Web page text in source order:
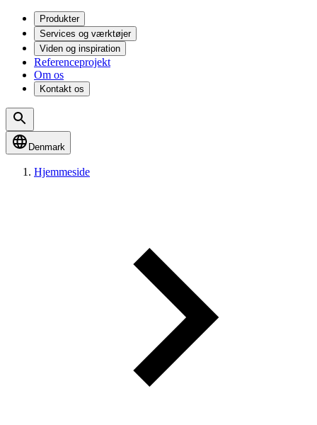
Produkter
Services og værktøjer
Viden og inspiration
Referenceprojekt
Om os
Kontakt os
Denmark
Hjemmeside